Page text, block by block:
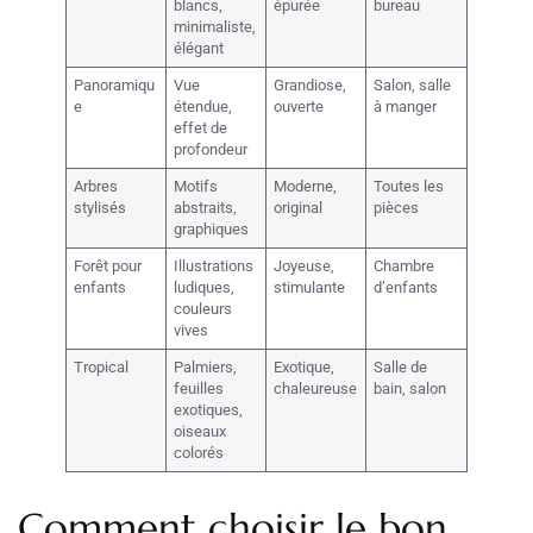
blancs,
minimaliste,
élégant
épurée bureau
Panoramiqu
e
Vue
étendue,
effet de
profondeur
Grandiose,
ouverte
Salon, salle
à manger
Arbres
stylisés
Motifs
abstraits,
graphiques
Moderne,
original
Toutes les
pièces
Forêt pour
enfants
Illustrations
ludiques,
couleurs
vives
Joyeuse,
stimulante
Chambre
d’enfants
Tropical
Palmiers,
feuilles
exotiques,
oiseaux
colorés
Exotique,
chaleureuse
Salle de
bain, salon